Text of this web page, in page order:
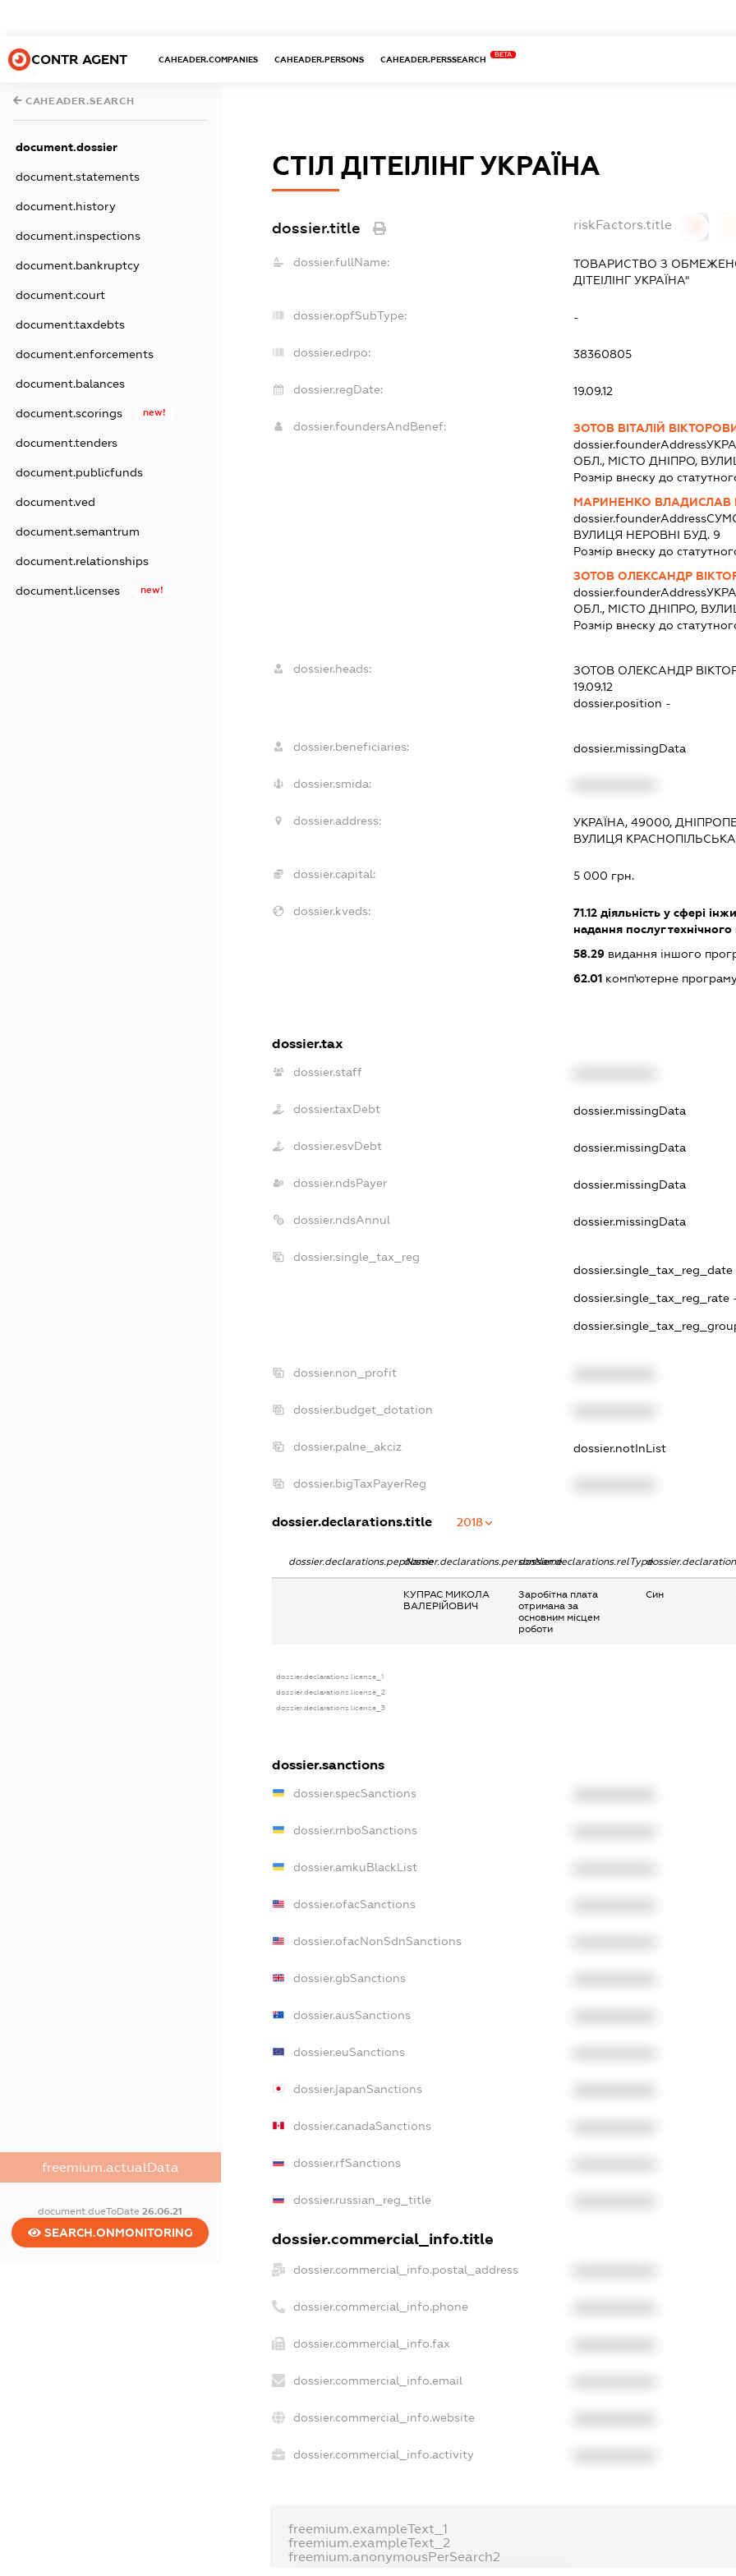
CONTR AGENT CAHEADER.COMPANIES CAHEADER.PERSONS CAHEADER.PERSSEARCH
BETA
CAHEADER.SEARCH
document.dossier
document.statements
document.history
document.inspections
document.bankruptcy
document.court
document.taxdebts
document.enforcements
document.balances
document.scorings new!
document.tenders
document.publicfunds
document.ved
document.semantrum
document.relationships
document.licenses new!
freemium.actualData
document.dueToDate26.06.21
SEARCH.ONMONITORING
СТІЛ ДІТЕІЛІНГ УКРАЇНА
dossier.title riskFactors.title
dossier.fullName:
ТОВАРИСТВО З
ДІТЕІЛІНГ УКРАЇНА"
dossier.opfSubType: -
dossier.edrpo: 38360805
dossier.regDate: 19.09.12
dossier.foundersAndBenef:
ЗОТОВ ВІТАЛІЙ
dossier.founderAddress
ОБЛ., МІСТО ДНІПРО,
Розмір внеску до
МАРИНЕНКО
dossier.founderAddress
ВУЛИЦЯ НЕРОВНІ БУД. 9
Розмір внеску до
ЗОТОВ ОЛЕКСАНДР
dossier.founderAddress
ОБЛ., МІСТО ДНІПРО,
Розмір внеску до
dossier.heads: ЗОТОВ ОЛЕКСАНДР
19.09.12
dossier.position -
dossier.beneficiaries: dossier.missingData
dossier.smida:
dossier.address:
УКРАЇНА, 49000,
ВУЛИЦЯ
dossier.capital: 5 000 грн.
dossier.kveds: 71.12 діяльність у сфері
надання послуг
58.29 видання іншого
62.01 комп'ютерне
dossier.tax
dossier.staff
dossier.taxDebt dossier.missingData
dossier.esvDebt dossier.missingData
dossier.ndsPayer dossier.missingData
dossier.ndsAnnul dossier.missingData
dossier.single_tax_reg
dossier.single_tax_reg_date -
dossier.single_tax_reg_rate
dossier.non_profit
dossier.budget_dotation
dossier.palne_akciz dossier.notInList
dossier.bigTaxPayerReg
dossier.declarations.title 2018
dossier.declarations.pepNamedossier.declarations.personNamedossier.declarations.relType
КУПРАС МИКОЛА
ВАЛЕРІЙОВИЧ
Заробітна плата
отримана за
основним місцем
роботи
Син
dossier.declarations.license_1
dossier.declarations.license_2
dossier.declarations.license_3
dossier.sanctions
dossier.specSanctions
dossier.rnboSanctions
dossier.amkuBlackList
dossier.ofacSanctions
dossier.ofacNonSdnSanctions
dossier.gbSanctions
dossier.ausSanctions
dossier.euSanctions
dossier.japanSanctions
dossier.canadaSanctions
dossier.rfSanctions
dossier.russian_reg_title
dossier.commercial_info.title
dossier.commercial_info.postal_address
dossier.commercial_info.phone
dossier.commercial_info.fax
dossier.commercial_info.email
dossier.commercial_info.website
dossier.commercial_info.activity
freemium.exampleText_1
freemium.exampleText_2
freemium.anonymousPerSearch2